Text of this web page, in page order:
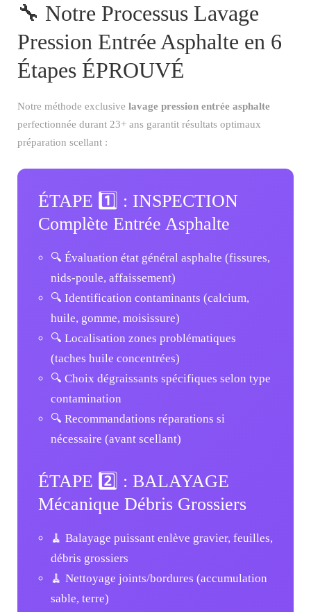
🔧 Notre Processus Lavage
Pression Entrée Asphalte en 6
Étapes ÉPROUVÉ
Notre méthode exclusive lavage pression entrée asphalte
perfectionnée durant 23+ ans garantit résultats optimaux
préparation scellant :
ÉTAPE 1️⃣ : INSPECTION
Complète Entrée Asphalte
🔍 Évaluation état général asphalte (fissures,
nids-poule, affaissement)
🔍 Identification contaminants (calcium,
huile, gomme, moisissure)
🔍 Localisation zones problématiques
(taches huile concentrées)
🔍 Choix dégraissants spécifiques selon type
contamination
🔍 Recommandations réparations si
nécessaire (avant scellant)
ÉTAPE 2️⃣ : BALAYAGE
Mécanique Débris Grossiers
🧹 Balayage puissant enlève gravier, feuilles,
débris grossiers
🧹 Nettoyage joints/bordures (accumulation
sable, terre)